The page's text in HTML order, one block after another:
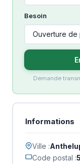
Besoin
Demande
Informations
Ville :
Code postal :